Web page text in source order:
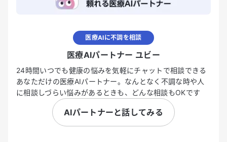
医療AIに不調を相談
医療AIパートナー ユビー
24時間いつでも健康の悩みを気軽にチャットで相談できる
あなただけの医療AIパートナー。なんとなく不調な時や人
に相談しづらい悩みがあるときも、どんな相談もOKです
AIパートナーと話してみる